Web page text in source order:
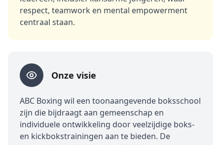
lidmaatschapsopties en betaalbare tarieven maken
boksen toegankelijk voor iedereen.
respect, teamwork en mental empowerment
centraal staan.
Onze visie
ABC Boxing wil een toonaangevende boksschool
zijn die bijdraagt aan gemeenschap en
individuele ontwikkeling door veelzijdige boks-
en kickbokstrainingen aan te bieden. De